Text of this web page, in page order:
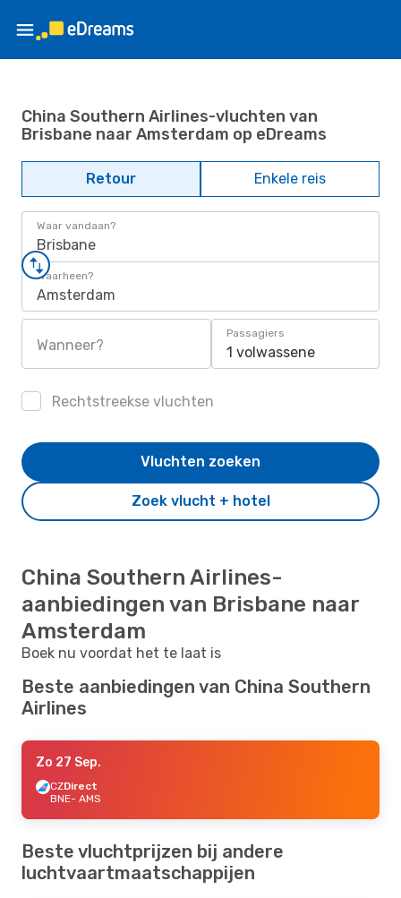
China Southern Airlines-vluchten van
Brisbane naar Amsterdam op eDreams
Retour Enkele reis
Waar vandaan?
Brisbane
Waarheen?
Amsterdam
Wanneer?
Passagiers
1 volwassene
Rechtstreekse vluchten
Zoek vlucht + hotel
Vluchten zoeken
China Southern Airlines-
aanbiedingen van Brisbane naar
Amsterdam
Boek nu voordat het te laat is
Beste aanbiedingen van China Southern
Airlines
Zo 27 Sep.
CZDirect
BNE- AMS
Beste vluchtprijzen bij andere
luchtvaartmaatschappijen